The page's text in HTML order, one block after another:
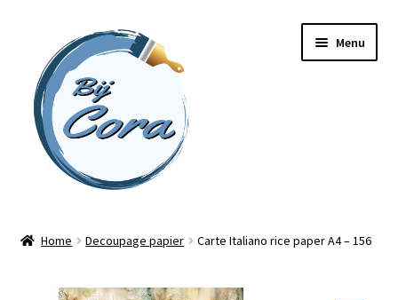
naar
navigatie
inhoud
Menu
Home Decoupage papier Carte Italiano rice paper A4 – 156